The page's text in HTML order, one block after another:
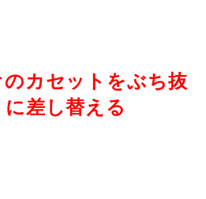
カセットをぶち抜
差し替える